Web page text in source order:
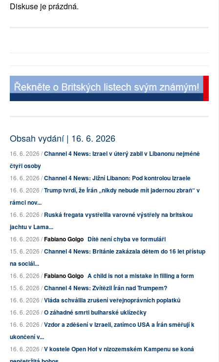
Diskuse je prázdná.
Obsah vydání | 16. 6. 2026
16. 6. 2026 /Channel 4 News: Izrael v úterý zabil v Libanonu nejméně
čtyři osoby
16. 6. 2026 /Channel 4 News: Jižní Libanon: Pod kontrolou Izraele
16. 6. 2026 /Trump tvrdí, že Írán „nikdy nebude mít jadernou zbraň“ v
rámci nov...
16. 6. 2026 /Ruská fregata vystřelila varovné výstřely na britskou
jachtu v Lama...
16. 6. 2026 /Fabiano Golgo Dítě není chyba ve formuláři
15. 6. 2026 /Channel 4 News: Británie zakázala dětem do 16 let přístup
na sociál...
16. 6. 2026 /Fabiano Golgo A child is not a mistake in filling a form
15. 6. 2026 /Channel 4 News: Zvítězil Írán nad Trumpem?
16. 6. 2026 /Vláda schválila zrušení veřejnoprávních poplatků
16. 6. 2026 /O záhadné smrti bulharské uklízečky
16. 6. 2026 /Vzdor a zděšení v Izraeli, zatímco USA a Írán směřují k
ukončení v...
16. 6. 2026 /V kostele Open Hof v nizozemském Kampenu se koná